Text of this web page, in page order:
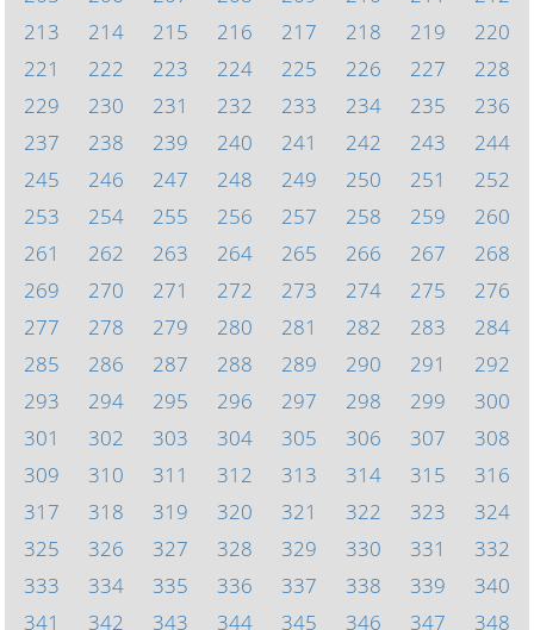
213
214 215 216 217 218 219
220
221
222 223 224 225 226 227
228
229
230 231 232 233 234 235
236
237
238 239 240 241 242 243
244
245
246 247 248 249 250 251
252
253
254 255 256 257 258 259
260
261
262 263 264 265 266 267
268
269
270 271 272 273 274 275
276
277
278 279 280 281 282 283
284
285
286 287 288 289 290 291
292
293
294 295 296 297 298 299
300
301
302 303 304 305 306 307
308
309
310 311 312 313 314 315
316
317
318 319 320 321 322 323
324
325
326 327 328 329 330 331
332
333
334 335 336 337 338 339
340
341
342 343 344 345 346 347 348